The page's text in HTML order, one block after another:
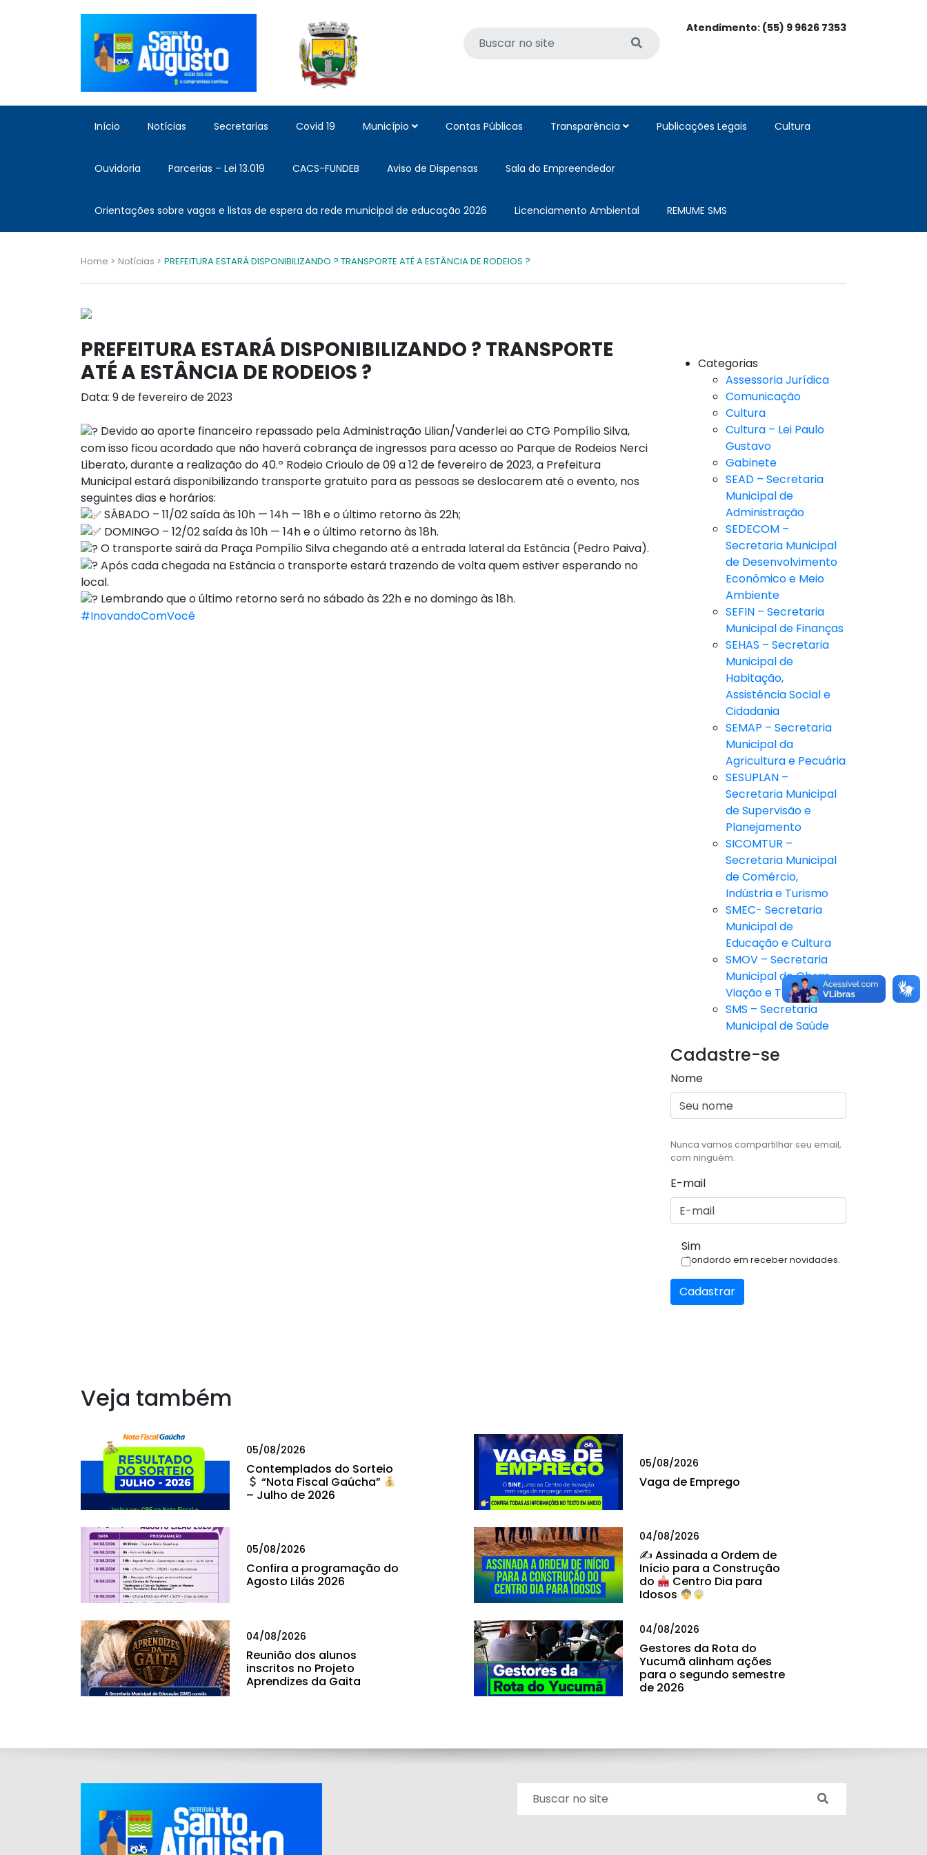
Atendimento: (55) 9 9626 7353
Início Notícias Secretarias Covid 19 Município Contas Públicas Transparência Publicações Legais Cultura
Ouvidoria Parcerias – Lei 13.019 CACS-FUNDEB Aviso de Dispensas Sala do Empreendedor
Orientações sobre vagas e listas de espera da rede municipal de educação 2026 Licenciamento Ambiental REMUME SMS
Home > Notícias > PREFEITURA ESTARÁ DISPONIBILIZANDO ? TRANSPORTE ATÉ A ESTÂNCIA DE RODEIOS ?
PREFEITURA ESTARÁ DISPONIBILIZANDO ? TRANSPORTE
ATÉ A ESTÂNCIA DE RODEIOS ?
Data: 9 de fevereiro de 2023
Devido ao aporte financeiro repassado pela Administração Lilian/Vanderlei ao CTG Pompílio Silva,
com isso ficou acordado que não haverá cobrança de ingressos para acesso ao Parque de Rodeios Nerci
Liberato, durante a realização do 40.º Rodeio Crioulo de 09 a 12 de fevereiro de 2023, a Prefeitura
Municipal estará disponibilizando transporte gratuito para as pessoas se deslocarem até o evento, nos
seguintes dias e horários:
SÁBADO – 11/02 saída às 10h — 14h — 18h e o último retorno às 22h;
DOMINGO – 12/02 saída às 10h — 14h e o último retorno às 18h.
O transporte sairá da Praça Pompílio Silva chegando até a entrada lateral da Estância (Pedro Paiva).
Após cada chegada na Estância o transporte estará trazendo de volta quem estiver esperando no
local.
Lembrando que o último retorno será no sábado às 22h e no domingo às 18h.
#InovandoComVocê
Categorias
Assessoria Jurídica
Comunicação
Cultura
Cultura – Lei Paulo
Gustavo
Gabinete
SEAD – Secretaria
Municipal de
Administração
SEDECOM –
Secretaria Municipal
de Desenvolvimento
Econômico e Meio
Ambiente
SEFIN – Secretaria
Municipal de Finanças
SEHAS – Secretaria
Municipal de
Habitação,
Assistência Social e
Cidadania
SEMAP – Secretaria
Municipal da
Agricultura e Pecuária
SESUPLAN –
Secretaria Municipal
de Supervisão e
Planejamento
SICOMTUR –
Secretaria Municipal
de Comércio,
Indústria e Turismo
SMEC- Secretaria
Municipal de
Educação e Cultura
SMOV – Secretaria
Municipal de Obras,
Viação e Trânsito
SMS – Secretaria
Municipal de Saúde
Cadastre-se
Nome
Nunca vamos compartilhar seu email,
com ninguém.
E-mail
Sim
Condordo em receber novidades.
Cadastrar
Veja também
05/08/2026
Contemplados do Sorteio
“Nota Fiscal Gaúcha”
– Julho de 2026
05/08/2026
Vaga de Emprego
05/08/2026
Confira a programação do
Agosto Lilás 2026
04/08/2026
✍ Assinada a Ordem de
Início para a Construção
do
Centro Dia para
Idosos
04/08/2026
Reunião dos alunos
inscritos no Projeto
Aprendizes da Gaita
04/08/2026
Gestores da Rota do
Yucumã alinham ações
para o segundo semestre
de 2026